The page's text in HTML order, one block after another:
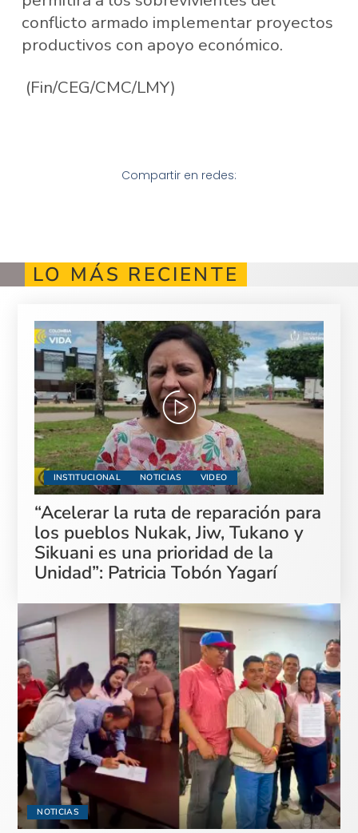
conflicto armado implementar proyectos
productivos con apoyo económico.
(Fin/CEG/CMC/LMY)
Compartir en redes:
LO MÁS RECIENTE
INSTITUCIONAL NOTICIAS VIDEO
“Acelerar la ruta de reparación para
los pueblos Nukak, Jiw, Tukano y
Sikuani es una prioridad de la
Unidad”: Patricia Tobón Yagarí
NOTICIAS